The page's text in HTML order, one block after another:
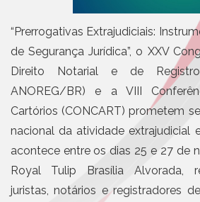
“Prerrogativas Extrajudiciais:
de Segurança Jurídica”, o XXV
Direito Notarial e de
ANOREG/BR) e a VIII
Cartórios (CONCART) prometem
nacional da atividade extrajudicial
acontece entre os dias 25 e 27 de
Royal Tulip Brasília Alvorada,
juristas, notários e registradores